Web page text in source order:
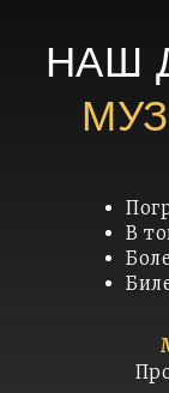
В
НАШ